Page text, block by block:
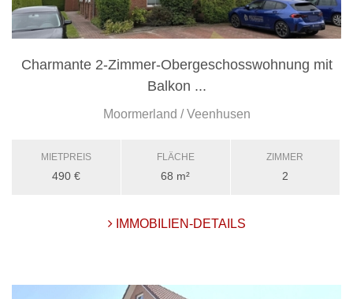
Charmante 2-Zimmer-Obergeschosswohnung mit
Balkon ...
Moormerland / Veenhusen
MIETPREIS
490 €
FLÄCHE
68 m²
ZIMMER
2
IMMOBILIEN-DETAILS